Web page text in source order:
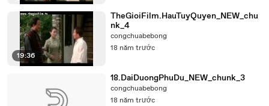
19:36
TheGioiFilm.HauTuyQuyen_NEW_chu
nk_4
congchuabebong
18 năm trước
18.DaiDuongPhuDu_NEW_chunk_3
congchuabebong
18 năm trước